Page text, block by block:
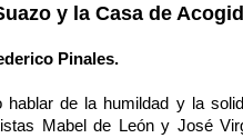
y la Casa de
Pinales.
hablar de la humildad y la
Mabel de León y José